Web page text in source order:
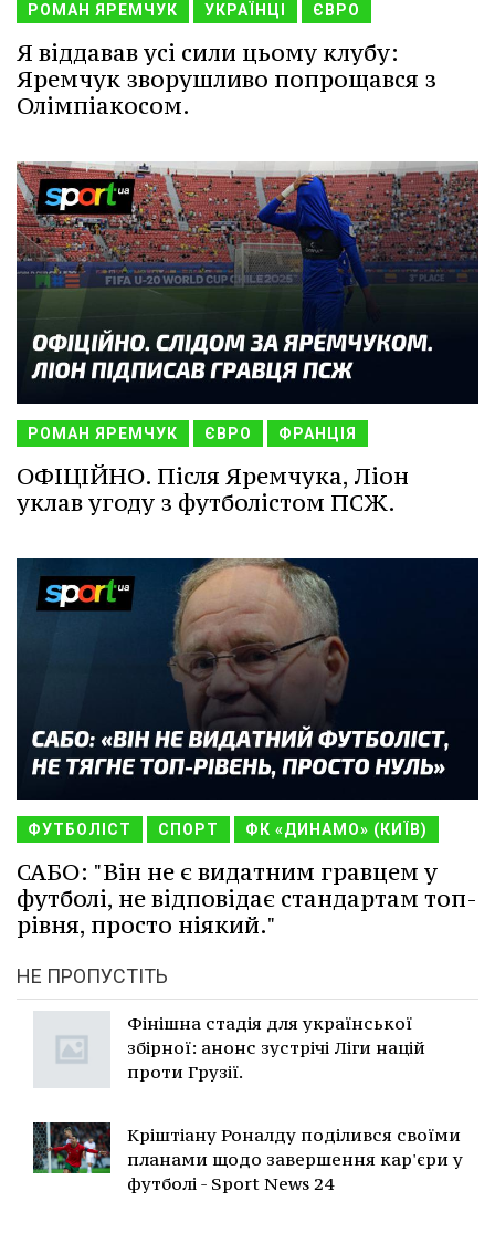
РОМАН ЯРЕМЧУК УКРАЇНЦІ ЄВРО
Я віддавав усі сили цьому клубу:
Яремчук зворушливо попрощався з
Олімпіакосом.
РОМАН ЯРЕМЧУК ЄВРО ФРАНЦІЯ
ОФІЦІЙНО. Після Яремчука, Ліон
уклав угоду з футболістом ПСЖ.
ФУТБОЛІСТ СПОРТ ФК «ДИНАМО» (КИЇВ)
САБО: "Він не є видатним гравцем у
футболі, не відповідає стандартам топ-
рівня, просто ніякий."
НЕ ПРОПУСТІТЬ
Фінішна стадія для української
збірної: анонс зустрічі Ліги націй
проти Грузії.
Кріштіану Роналду поділився своїми
планами щодо завершення кар'єри у
футболі - Sport News 24